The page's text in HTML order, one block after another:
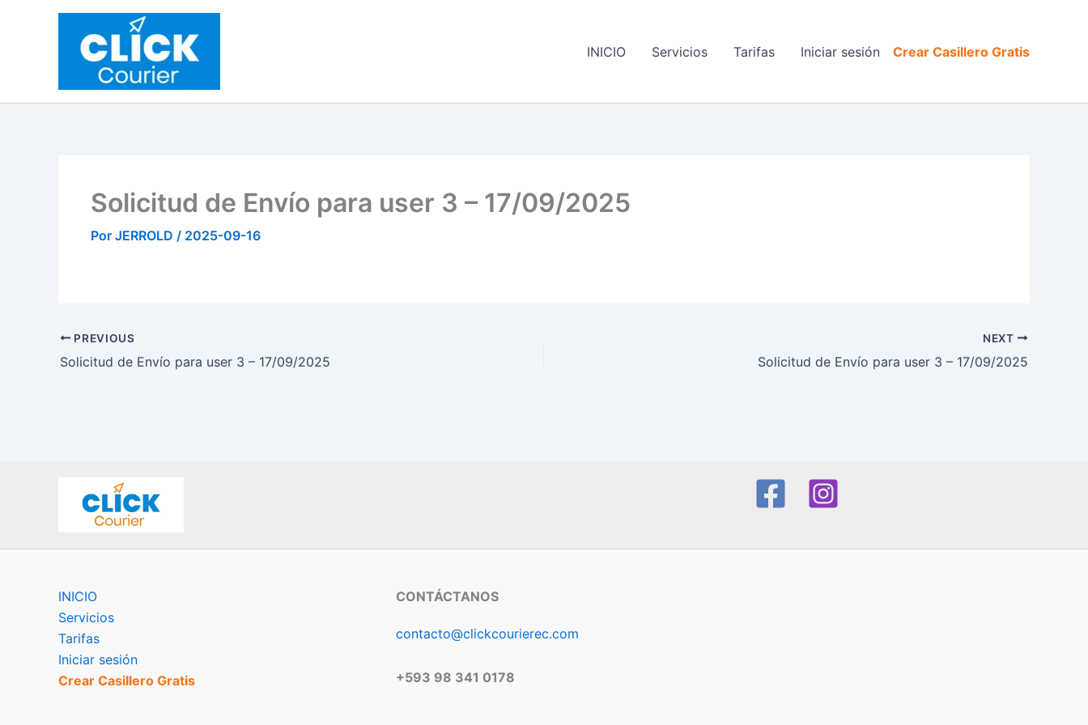
INICIO Servicios Tarifas Iniciar sesión Crear Casillero Gratis
Solicitud de Envío para user 3 – 17/09/2025
Por JERROLD / 2025-09-16
PREVIOUS
Solicitud de Envío para user 3 – 17/09/2025
NEXT
Solicitud de Envío para user 3 – 17/09/2025
INICIO
Servicios
Tarifas
Iniciar sesión
Crear Casillero Gratis
CONTÁCTANOS
contacto@clickcourierec.com
+593 98 341 0178